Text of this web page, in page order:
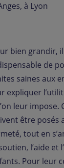
à Lyon
bien grandir,
de
saines aux
expliquer
leur impose.
être posés
tout en
l’aide et
Pour leur